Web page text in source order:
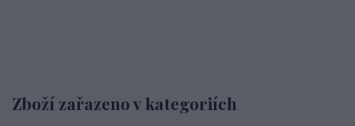
Zboží zařazeno v kategoriích